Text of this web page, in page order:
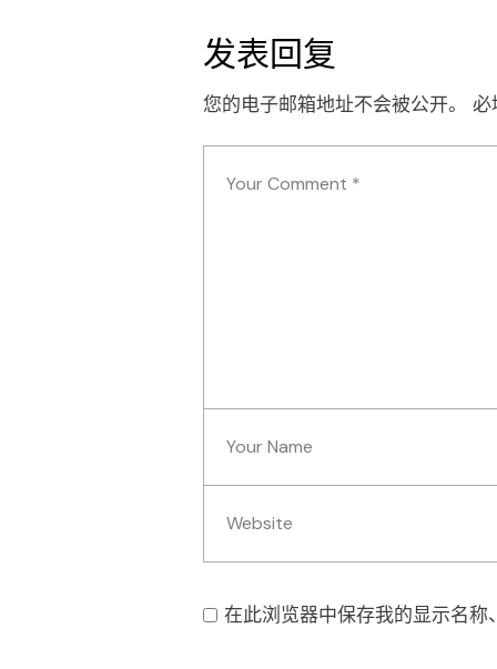
发表回复
您的电子邮箱地址不会被公开。 必
在此浏览器中保存我的显示名